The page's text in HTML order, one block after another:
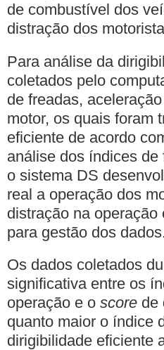
de combustível dos
distração dos
Para análise da
coletados pelo
de freadas,
motor, os quais foram
eficiente de acordo
análise dos índices
o sistema DS
real a operação dos
distração na
para gestão dos dados.
Os dados coletados
significativa entre os
operação e o score de
quanto maior o índice
dirigibilidade eficiente